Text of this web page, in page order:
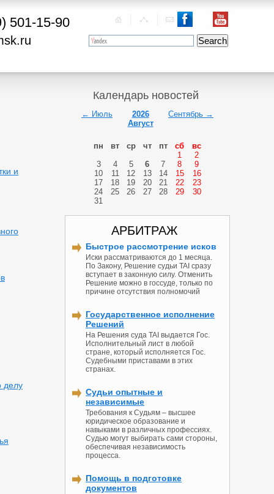
501-15-90
Календарь новостей
← Июль
2026
Август
Сентябрь →
пн вт ср чт пт сб
вс
1
2
3
4 5 6 7 8
9
10
11 12 13 14 15
16
17
18 19 20 21 22
23
24
25 26 27 28 29
30
31
АРБИТРАЖ
Быстрое рассмотрение исков
Иски рассматриваются до 1 месяца.
По Закону, Решение судьи TAI сразу
вступает в законную силу. Отменить
Решение можно в госсуде, только по
причине отсутствия полномочий
Государственное исполнение
Решений
На Решения суда TAI выдается Гос.
Исполнительный лист в любой
стране, который исполняется Гос.
Судебными приставами в этих
странах.
Судьи опытные и
независимые
Требования к Судьям – высшее
юридическое образование и
навыками в различных профессиях.
Судью могут выбирать сами стороны,
обеспечивая независимость
процесса.
Помощь в подготовке
документов
и
делу